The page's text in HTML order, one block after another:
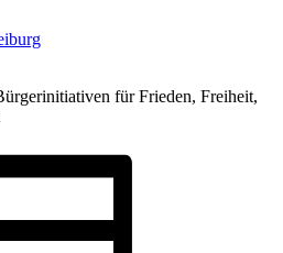
für Frieden, Freiheit,